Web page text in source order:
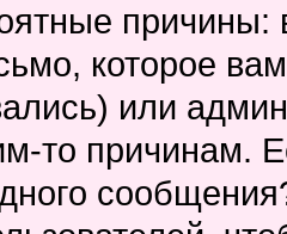
причины:
которое
или
то причинам.